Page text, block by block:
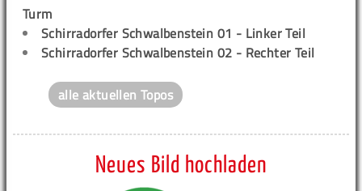
Turm
Schirradorfer Schwalbenstein 01 - Linker Teil
Schirradorfer Schwalbenstein 02 - Rechter Teil
alle aktuellen Topos
Neues Bild hochladen